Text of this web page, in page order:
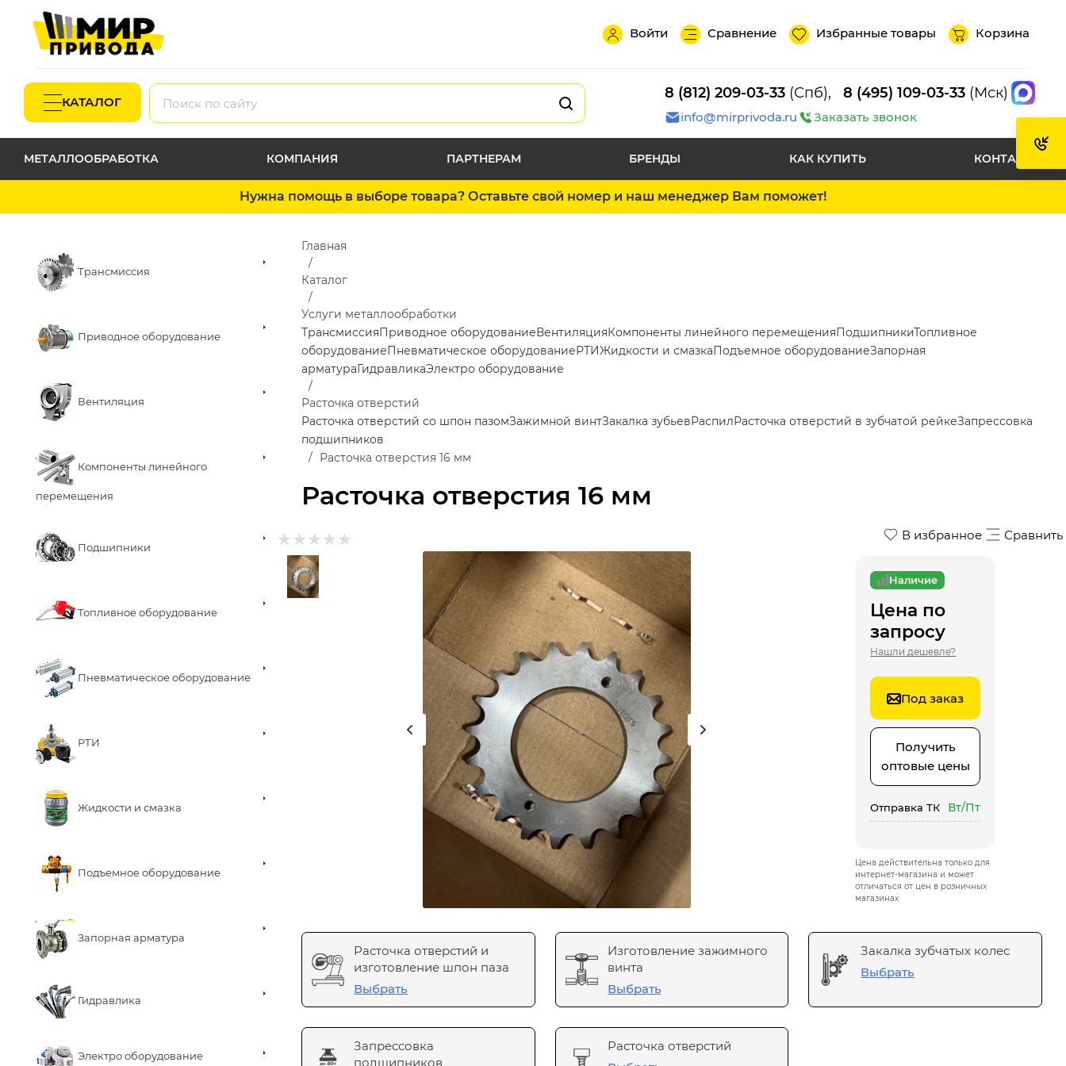
Войти Сравнение Избранные товары Корзина
КАТАЛОГ
8 (812) 209-03-33 (Спб), 8 (495) 109-03-33 (Мск)
info@mirprivoda.ru Заказать звонок
МЕТАЛЛООБРАБОТКА КОМПАНИЯ ПАРТНЕРАМ БРЕНДЫ КАК КУПИТЬ КОНТАКТЫ
Нужна помощь в выборе товара? Оставьте свой номер и наш менеджер Вам поможет!
Трансмиссия
Приводное оборудование
Вентиляция
Компоненты линейного
перемещения
Подшипники
Топливное оборудование
Пневматическое оборудование
РТИ
Жидкости и смазка
Подъемное оборудование
Запорная арматура
Гидравлика
Электро оборудование
Расточка отверстия 16 мм
Главная
Каталог
Услуги металлообработки
ТрансмиссияПриводное оборудованиеВентиляцияКомпоненты линейного перемещенияПодшипникиТопливное
оборудованиеПневматическое оборудованиеРТИЖидкости и смазкаПодъемное оборудованиеЗапорная
арматураГидравликаЭлектро оборудование
Расточка отверстий
Расточка отверстий со шпон пазомЗажимной винтЗакалка зубьевРаспилРасточка отверстий в зубчатой рейкеЗапрессовка
подшипников
Расточка отверстия 16 мм
В избранное Сравнить
Наличие
Цена по
запросу
Нашли дешевле?
Под заказ
Получить
оптовые цены
Отправка ТК Вт/Пт
Цена действительна только для
интернет-магазина и может
отличаться от цен в розничных
магазинах
Расточка отверстий и
изготовление шпон паза
Выбрать
Изготовление зажимного
винта
Выбрать
Закалка зубчатых колес
Выбрать
Запрессовка
подшипников
Расточка отверстий